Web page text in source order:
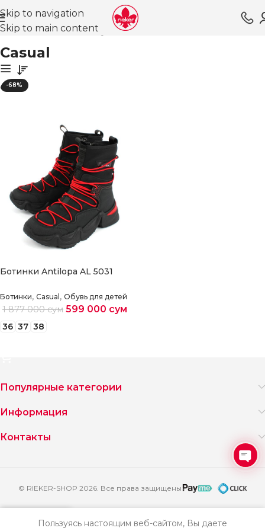
Skip to navigation
Skip to main content
Главная Магазин Обувь для детей
Casual
-68%
Ботинки Antilopa AL 5031
Ботинки, Casual , Обувь для детей
1 877 000сум 599 000 сум
36 37 38
Популярные категории
Информация
Контакты
© RIEKER-SHOP 2026. Все права защищены
Пользуясь настоящим веб-сайтом, Вы даете